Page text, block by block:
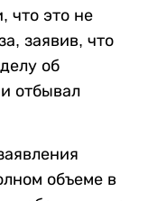
что это не
заявив, что
об
отбывал
объеме в